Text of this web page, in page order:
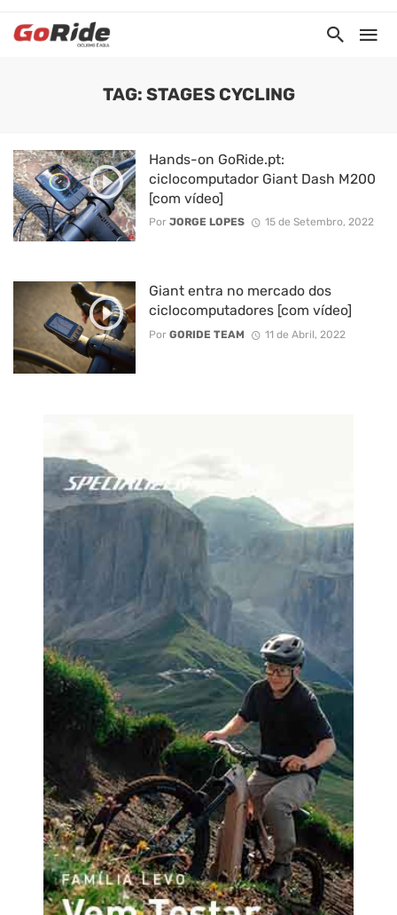
TAG: STAGES CYCLING
Hands-on GoRide.pt:
ciclocomputador Giant Dash M200
[com vídeo]
Por JORGE LOPES 15 de Setembro, 2022
Giant entra no mercado dos
ciclocomputadores [com vídeo]
Por GORIDE TEAM 11 de Abril, 2022